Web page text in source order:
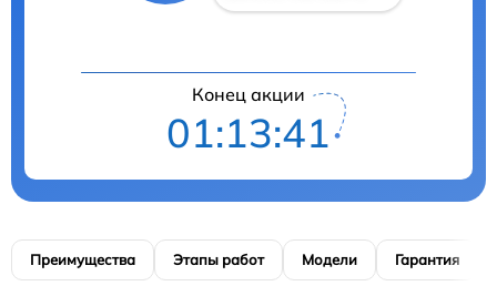
Конец акции
01:13:40
Преимущества Этапы работ Модели Гарантия